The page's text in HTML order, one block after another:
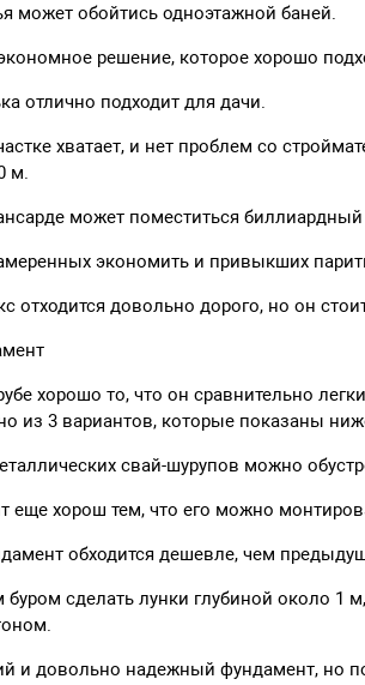
может обойтись одноэтажной баней.
решение, которое хорошо
отлично подходит для дачи.
хватает, и нет проблем со
м.
может поместиться
экономить и привыкших
отходится довольно дорого, но он
хорошо то, что он сравнительно
из 3 вариантов, которые показаны
свай-шурупов можно
еще хорош тем, что его можно
обходится дешевле, чем
сделать лунки глубиной около 1
и довольно надежный фундамент, но